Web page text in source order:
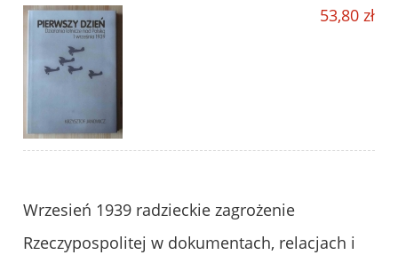
53,80 zł
Wrzesień 1939 radzieckie zagrożenie
Rzeczypospolitej w dokumentach, relacjach i